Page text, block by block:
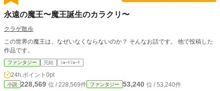
永遠の魔王〜魔王誕生のカラクリ〜
クラゲ散歩
この世界の魔王は、なぜいなくならないのか？ そんなお話です。 他で投稿した
作品です。
ファンタジー 完結 ｼｮｰﾄｼｮｰﾄ
24h.ポイント 0pt
小説 228,569 位 / 228,569件 ファンタジー 53,240 位 / 53,240件